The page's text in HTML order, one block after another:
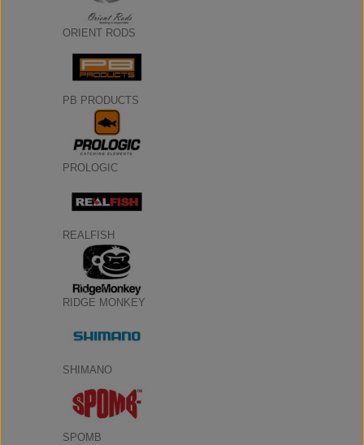
ORIENT RODS
PB PRODUCTS
PROLOGIC
REALFISH
RIDGE MONKEY
SHIMANO
SPOMB